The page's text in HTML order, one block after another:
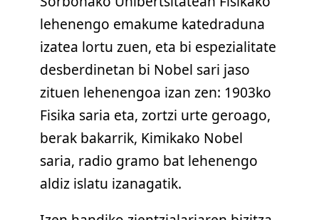
lehenengo emakume katedraduna
izatea lortu zuen, eta bi espezialitate
desberdinetan bi Nobel sari jaso
zituen lehenengoa izan zen: 1903ko
Fisika saria eta, zortzi urte geroago,
berak bakarrik, Kimikako Nobel
saria, radio gramo bat lehenengo
aldiz islatu izanagatik.